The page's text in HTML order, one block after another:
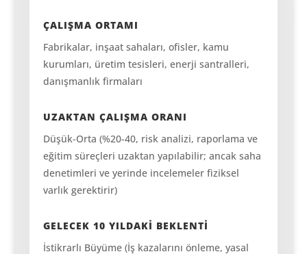
ÇALIŞMA ORTAMI
Fabrikalar, inşaat sahaları, ofisler, kamu
kurumları, üretim tesisleri, enerji santralleri,
danışmanlık firmaları
UZAKTAN ÇALIŞMA ORANI
Düşük-Orta (%20-40, risk analizi, raporlama ve
eğitim süreçleri uzaktan yapılabilir; ancak saha
denetimleri ve yerinde incelemeler fiziksel
varlık gerektirir)
GELECEK 10 YILDAKİ BEKLENTİ
İstikrarlı Büyüme (İş kazalarını önleme, yasal